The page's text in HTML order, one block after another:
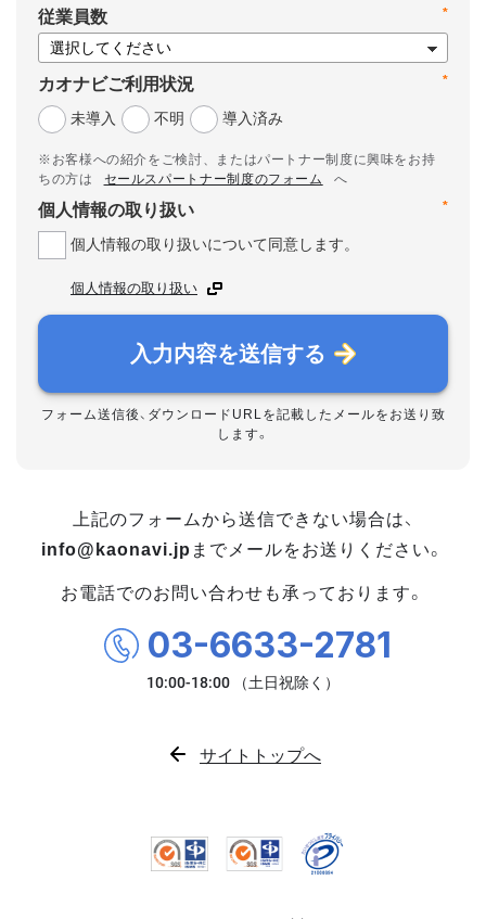
*
従業員数
*
カオナビご利用状況
未導入
不明 導入済み
※お客様への紹介をご検討、またはパートナー制度に興味をお持
ちの方は
セールスパートナー制度のフォーム
へ
*
個人情報の取り扱い
個人情報の取り扱いについて同意します。
個人情報の取り扱い
入力内容を送信する
フォーム送信後、ダウンロードURLを記載したメールをお送り致
します。
上記のフォームから送信できない場合は、
info@kaonavi.jp までメールをお送りください。
お電話でのお問い合わせも承っております。
03-6633-2781
サイトトップへ